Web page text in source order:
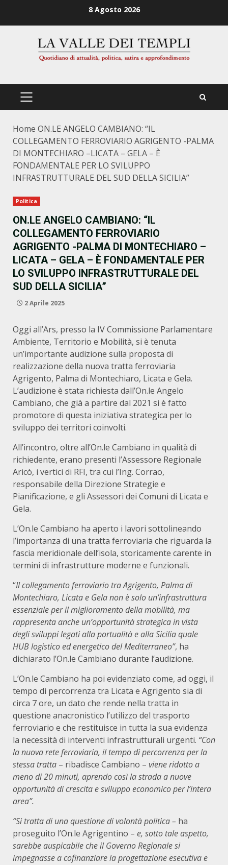
8 Agosto 2026
PRIMÄRES
Home ON.LE ANGELO CAMBIANO: “IL
COLLEGAMENTO FERROVIARIO AGRIGENTO -PALMA
DI MONTECHIARO –LICATA – GELA – È
FONDAMENTALE PER LO SVILUPPO
INFRASTRUTTURALE DEL SUD DELLA SICILIA”
Politica
ON.LE ANGELO CAMBIANO: “IL
COLLEGAMENTO FERROVIARIO
AGRIGENTO -PALMA DI MONTECHIARO –
LICATA – GELA – È FONDAMENTALE PER
LO SVILUPPO INFRASTRUTTURALE DEL
SUD DELLA SICILIA”
2 Aprile 2025
Oggi all’Ars, presso la IV Commissione Parlamentare
Ambiente, Territorio e Mobilità, si è tenuta
un’importante audizione sulla proposta di
realizzazione della nuova tratta ferroviaria
Agrigento, Palma di Montechiaro, Licata e Gela.
L’audizione è stata richiesta dall’On.le Angelo
Cambiano, che già a partire dal 2021 si è fatto
promotore di questa iniziativa strategica per lo
sviluppo dei territori coinvolti.
All’incontro, oltre all’On.le Cambiano in qualità di
richiedente, erano presenti l’Assessore Regionale
Aricò, i vertici di RFI, tra cui l’Ing. Corrao,
responsabile della Direzione Strategie e
Pianificazione, e gli Assessori dei Comuni di Licata e
Gela.
L’On.le Cambiano ha aperto i lavori sottolineando
l’importanza di una tratta ferroviaria che riguarda la
fascia meridionale dell’isola, storicamente carente in
termini di infrastrutture moderne e funzionali.
“Il collegamento ferroviario tra Agrigento, Palma di
Montechiaro, Licata e Gela non è solo un’infrastruttura
essenziale per il miglioramento della mobilità, ma
rappresenta anche un’opportunità strategica in vista
degli sviluppi legati alla portualità e alla Sicilia quale
HUB logistico ed energetico del Mediterraneo”, ha
dichiarato l’On.le Cambiano durante l’audizione.
L’On.le Cambiano ha poi evidenziato come, ad oggi, il
tempo di percorrenza tra Licata e Agrigento sia di
circa 7 ore, un dato che rende nella tratta in
questione anacronistico l’utilizzo del trasporto
ferroviario e che restituisce in tutta la sua evidenza
la necessità di interventi infrastrutturali urgenti. “Con
la nuova rete ferroviaria, il tempo di percorrenza per la
stessa tratta – ribadisce Cambiano – viene ridotto a
meno di 20 minuti, aprendo così la strada a nuove
opportunità di crescita e sviluppo economico per l’intera
area”.
“Si tratta di una questione di volontà politica – ha
proseguito l’On.le Agrigentino – e, sotto tale aspetto,
sarebbe auspicabile che il Governo Regionale si
impegnasse a cofinanziare la progettazione esecutiva e